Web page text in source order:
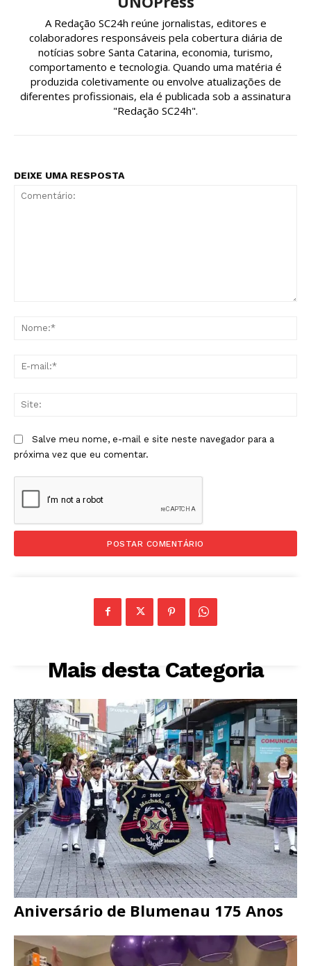
A Redação SC24h reúne jornalistas, editores e
colaboradores responsáveis pela cobertura diária de
notícias sobre Santa Catarina, economia, turismo,
comportamento e tecnologia. Quando uma matéria é
produzida coletivamente ou envolve atualizações de
diferentes profissionais, ela é publicada sob a assinatura
"Redação SC24h".
DEIXE UMA RESPOSTA
Salve meu nome, e-mail e site neste navegador para a
próxima vez que eu comentar.
Mais desta Categoria
Aniversário de Blumenau 175 Anos